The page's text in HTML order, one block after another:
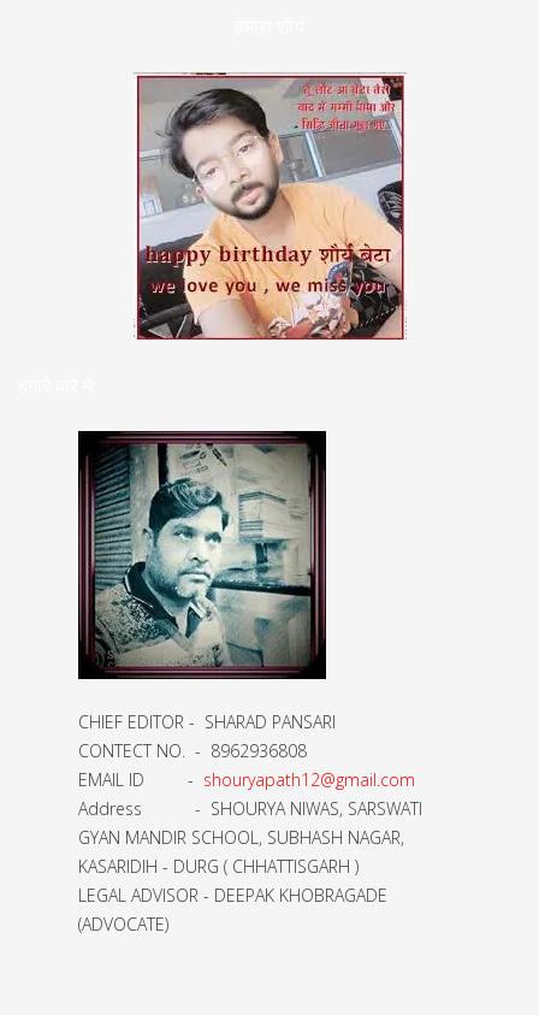
CHIEF EDITOR - SHARAD PANSARI
CONTECT NO. - 8962936808
EMAIL ID - shouryapath12@gmail.com
Address - SHOURYA NIWAS, SARSWATI
GYAN MANDIR SCHOOL, SUBHASH NAGAR,
KASARIDIH - DURG ( CHHATTISGARH )
LEGAL ADVISOR - DEEPAK KHOBRAGADE
(ADVOCATE)